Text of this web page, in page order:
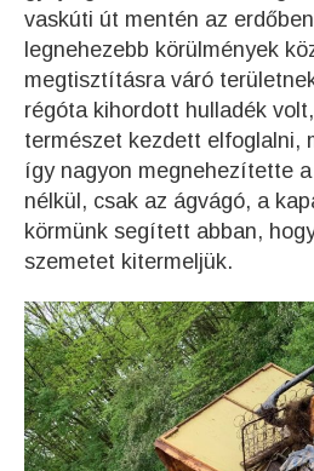
vaskúti út mentén az
legnehezebb körülmények
megtisztításra váró
régóta kihordott hulladék
természet kezdett elfoglalni,
így nagyon megnehezítette
nélkül, csak az ágvágó, a
körmünk segített abban,
szemetet kitermeljük.